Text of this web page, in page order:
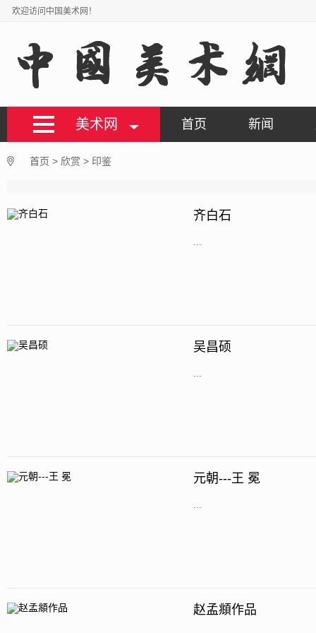
欢迎访问中国美术网！
美术网 首页 新闻
首页 > 欣赏 > 印鉴
齐白石
吴昌硕
元朝---王 冕
赵孟頫作品